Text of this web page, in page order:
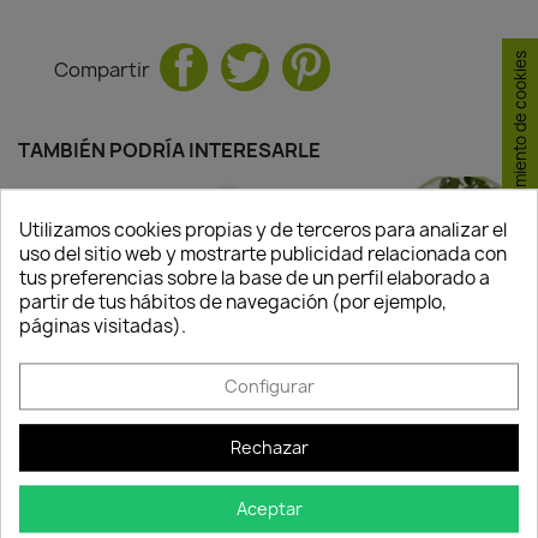
Compartir
TAMBIÉN PODRÍA INTERESARLE
11,28 € 29,95 €
Disponible
Utilizamos cookies propias y de terceros para analizar el
uso del sitio web y mostrarte publicidad relacionada con
tus preferencias sobre la base de un perfil elaborado a
partir de tus hábitos de navegación (por ejemplo,
páginas visitadas).
Configurar
Rechazar
Aceptar
Consentimiento de cookies